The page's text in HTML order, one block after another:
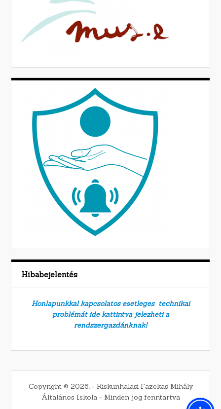
Hibabejelentés
Honlapunkkal kapcsolatos esetleges technikai
problémát ide kattintva jelezheti a
rendszergazdánknak!
Copyright © 2026. − Kiskunhalasi Fazekas Mihály
Általános Iskola − Minden jog fenntartva